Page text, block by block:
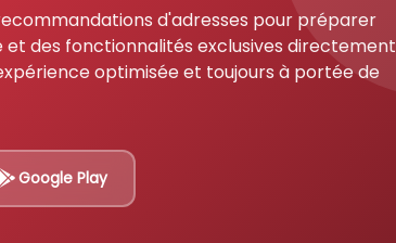
d'adresses pour préparer
des fonctionnalités exclusives directement
optimisée et toujours à portée de
Google Play